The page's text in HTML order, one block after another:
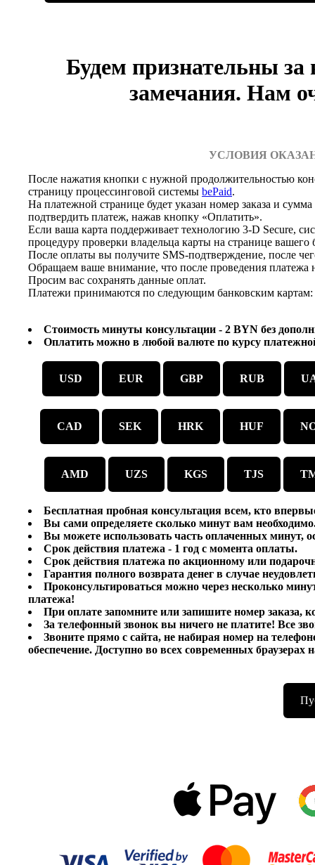
Будем признательны
замечания. Нам
УСЛОВИЯ
После нажатия кнопки с нужной продолжительностью
страницу процессинговой системы bePaid.
На платежной странице будет указан номер заказа и
подтвердить платеж, нажав кнопку «Оплатить».
Если ваша карта поддерживает технологию 3-D Secure,
процедуру проверки владельца карты на странице
После оплаты вы получите SMS-подтверждение, после
Обращаем ваше внимание, что после проведения
Просим вас сохранять данные оплат.
Платежи принимаются по следующим банковским картам:
Стоимость минуты консультации - 2 BYN без
Оплатить можно в любой валюте по курсу
USD EUR GBP RUB
CAD SEK HRK HUF
AMD UZS KGS TJS
Бесплатная пробная консультация всем, кто
Вы сами определяете сколько минут вам
Вы можете использовать часть оплаченных минут,
Срок действия платежа - 1 год с момента оплаты.
Срок действия платежа по акционному или
Гарантия полного возврата денег в случае
Проконсультироваться можно через несколько
платежа!
При оплате запомните или запишите номер
За телефонный звонок вы ничего не платите! Все
Звоните прямо с сайта, не набирая номер на
обеспечение. Доступно во всех современных